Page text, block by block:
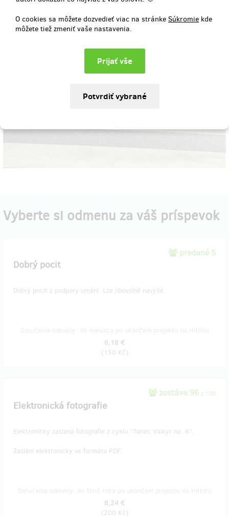
O cookies sa môžete dozvedieť viac na stránke Súkromie kde
môžete tiež zmeniť vaše nastavenia.
Vyberte si odmenu za váš príspevok
predané 5
Dobrý pocit
Dobrý pocit z podpory umění. Lze libovolně navýšit.
6,18 €
(150 Kč)
zostáva 96 z 100
Elektronická fotografie
Elektronicky zaslaná fotografie z cyklu “Tanec Valkýr no. 6”.
Zaslání elektronicky ve formátu PDF.
8,24 €
(200 Kč)